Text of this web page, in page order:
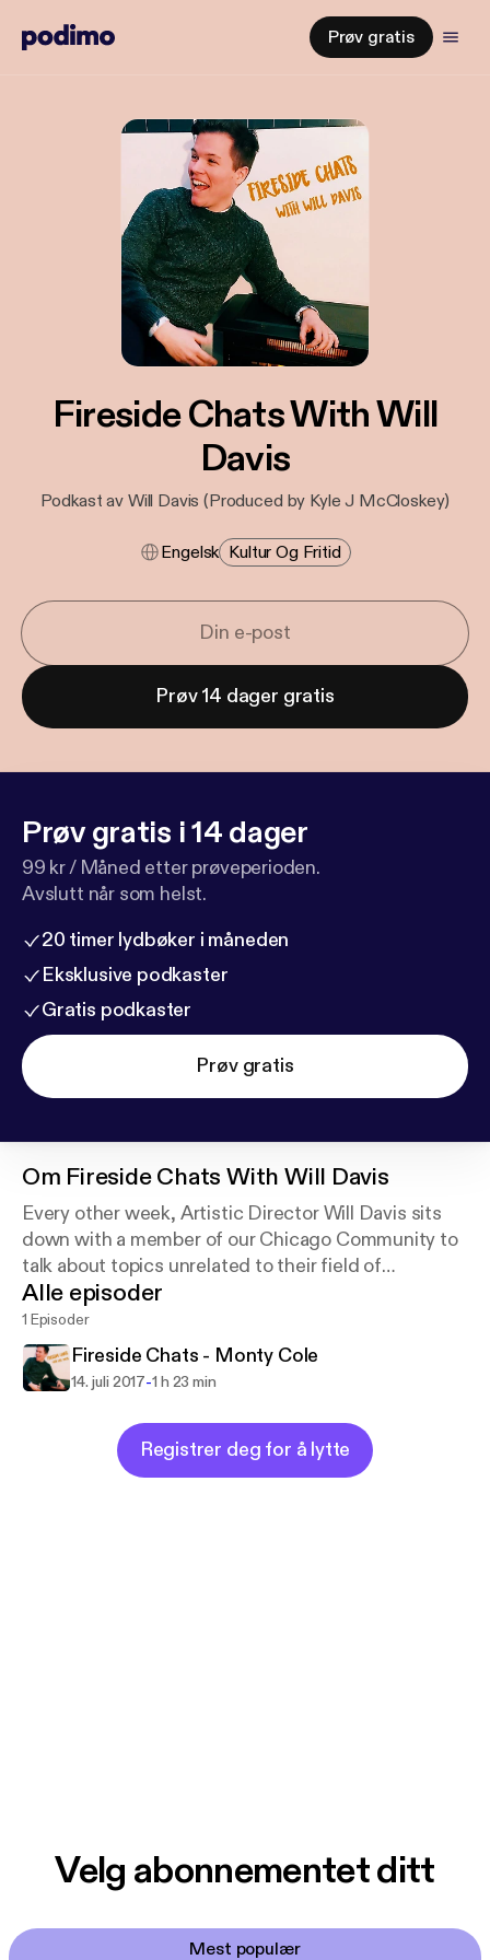
Prøv gratis
Fireside Chats With Will
Davis
Podkast av Will Davis (Produced by Kyle J McCloskey)
Engelsk Kultur Og Fritid
Prøv 14 dager gratis
Prøv gratis i 14 dager
99 kr / Måned etter prøveperioden.
Avslutt når som helst.
20 timer lydbøker i måneden
Eksklusive podkaster
Gratis podkaster
Prøv gratis
Om Fireside Chats With Will Davis
Every other week, Artistic Director Will Davis sits
down with a member of our Chicago Community to
talk about topics unrelated to their field of
expertise.
Alle episoder
1 Episoder
Fireside Chats - Monty Cole
14. juli 2017-1 h 23 min
Registrer deg for å lytte
Velg abonnementet ditt
Mest populær